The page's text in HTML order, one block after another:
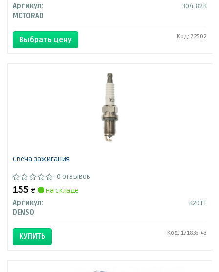
Артикул:
304-82K
MOTORAD
Выбрать цену Код: 72502
Свеча зажигания
0 отзывов
155 ₴
на складе
Артикул:
K20TT
DENSO
КУПИТЬ Код: 171835-43